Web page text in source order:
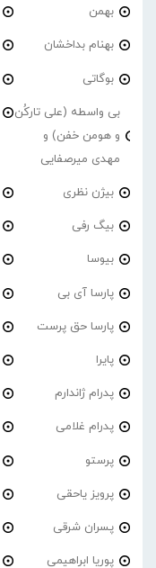
بهمن
بهنام بداخشان
بوگاتی
بی واسطه (علی تارکُن
و هومن خفن) و
مهدی میرصفایی
بیژن نظری
بیگ رفی
بیوسا
پارسا آی بی
پارسا حق پرست
پایرا
پدرام ژاندارم
پدرام غلامی
پرستو
پرویز یاحقی
پسران شرقی
پوریا ابراهیمی